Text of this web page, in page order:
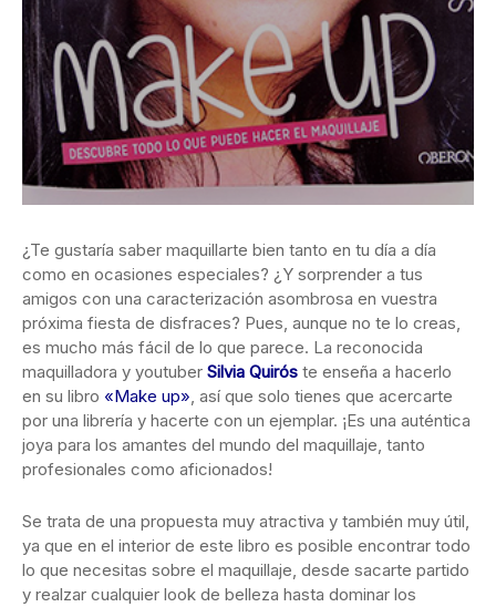
¿Te gustaría saber maquillarte bien tanto en tu día a día
como en ocasiones especiales? ¿Y sorprender a tus
amigos con una caracterización asombrosa en vuestra
próxima fiesta de disfraces? Pues, aunque no te lo creas,
es mucho más fácil de lo que parece. La reconocida
maquilladora y youtuber Silvia Quirós te enseña a hacerlo
en su libro «Make up», así que solo tienes que acercarte
por una librería y hacerte con un ejemplar. ¡Es una auténtica
joya para los amantes del mundo del maquillaje, tanto
profesionales como aficionados!
Se trata de una propuesta muy atractiva y también muy útil,
ya que en el interior de este libro es posible encontrar todo
lo que necesitas sobre el maquillaje, desde sacarte partido
y realzar cualquier look de belleza hasta dominar los